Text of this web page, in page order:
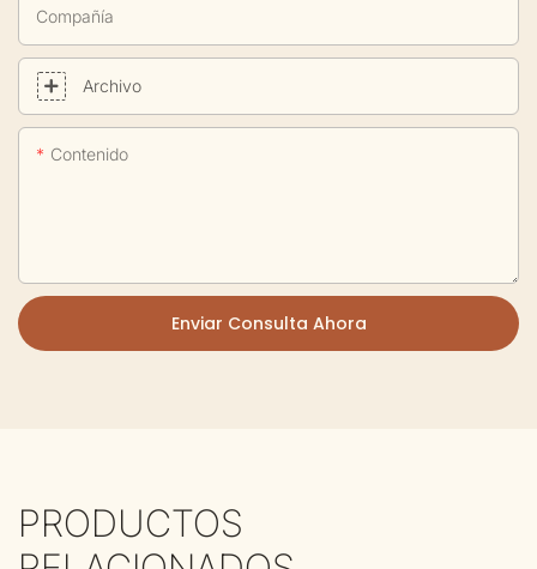
Compañía
Archivo
Contenido
Enviar Consulta Ahora
PRODUCTOS